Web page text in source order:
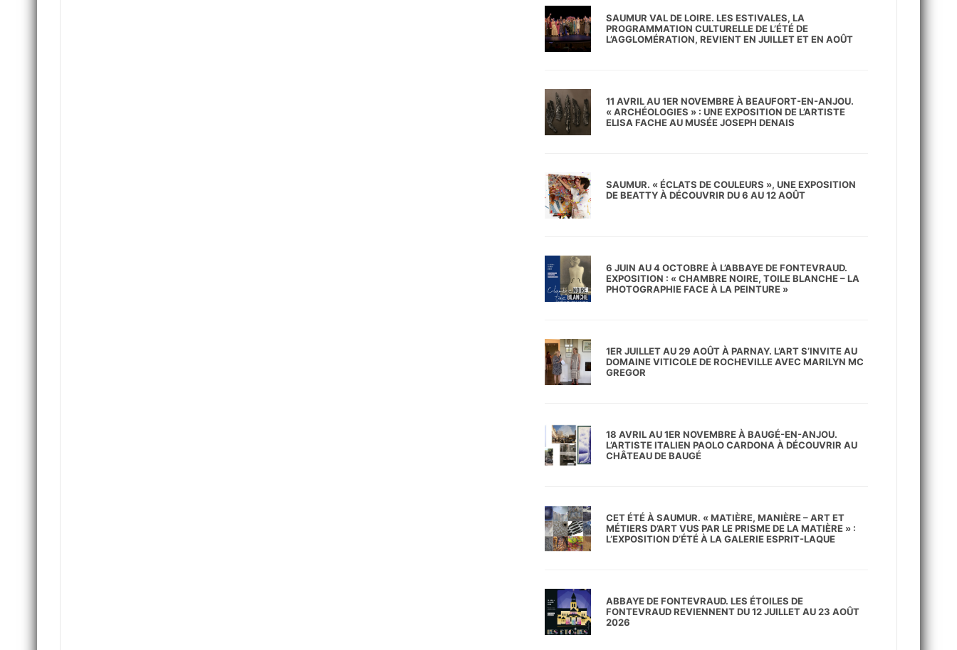
SAUMUR VAL DE LOIRE. LES ESTIVALES, LA
PROGRAMMATION CULTURELLE DE L’ÉTÉ DE
L’AGGLOMÉRATION, REVIENT EN JUILLET ET EN AOÛT
11 AVRIL AU 1ER NOVEMBRE À BEAUFORT-EN-ANJOU.
« ARCHÉOLOGIES » : UNE EXPOSITION DE L’ARTISTE
ELISA FACHE AU MUSÉE JOSEPH DENAIS
SAUMUR. « ÉCLATS DE COULEURS », UNE EXPOSITION
DE BEATTY À DÉCOUVRIR DU 6 AU 12 AOÛT
6 JUIN AU 4 OCTOBRE À L’ABBAYE DE FONTEVRAUD.
EXPOSITION : « CHAMBRE NOIRE, TOILE BLANCHE – LA
PHOTOGRAPHIE FACE À LA PEINTURE »
1ER JUILLET AU 29 AOÛT À PARNAY. L’ART S’INVITE AU
DOMAINE VITICOLE DE ROCHEVILLE AVEC MARILYN MC
GREGOR
18 AVRIL AU 1ER NOVEMBRE À BAUGÉ-EN-ANJOU.
L’ARTISTE ITALIEN PAOLO CARDONA À DÉCOUVRIR AU
CHÂTEAU DE BAUGÉ
CET ÉTÉ À SAUMUR. « MATIÈRE, MANIÈRE – ART ET
MÉTIERS D’ART VUS PAR LE PRISME DE LA MATIÈRE » :
L’EXPOSITION D’ÉTÉ À LA GALERIE ESPRIT-LAQUE
ABBAYE DE FONTEVRAUD. LES ÉTOILES DE
FONTEVRAUD REVIENNENT DU 12 JUILLET AU 23 AOÛT
2026